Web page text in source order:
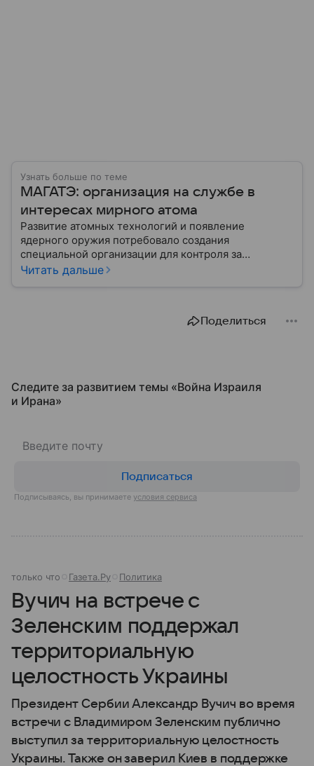
Узнать больше по теме
МАГАТЭ: организация на службе в
интересах мирного атома
Развитие атомных технологий и появление
ядерного оружия потребовало создания
специальной организации для контроля за
опасными технологиями. В результате при ООН
Читать дальше
Поделиться
Следите за развитием темы «Война Израиля
и Ирана»
Подписаться
Подписываясь, вы принимаете условия сервиса
только что Газета.Ру Политика
Вучич на встрече с
Зеленским поддержал
территориальную
целостность Украины
Президент Сербии Александр Вучич во время
встречи с Владимиром Зеленским публично
выступил за территориальную целостность
Украины. Также он заверил Киев в поддержке